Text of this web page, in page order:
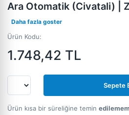
Ara Otomatik (Civatali) |
Daha fazla goster
Ürün Kodu:
1.748,42 TL
Sepete
Ürün kısa bir süreliğine temin